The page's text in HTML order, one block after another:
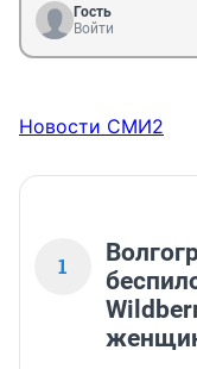
Гость
Войти
Новости СМИ2
1